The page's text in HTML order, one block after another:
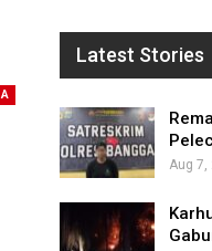
Latest Stories
Aug 7,